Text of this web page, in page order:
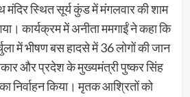
मंदिर स्थित सूर्य कुंड में मंगलवार की शाम
कार्यक्रम में अनीता ममगाईं ने कहा कि
में भीषण बस हादसे में 36 लोगों की जान
और प्रदेश के मुख्यमंत्री पुष्कर सिंह
निर्वाहन किया। मृतक आश्रितों को